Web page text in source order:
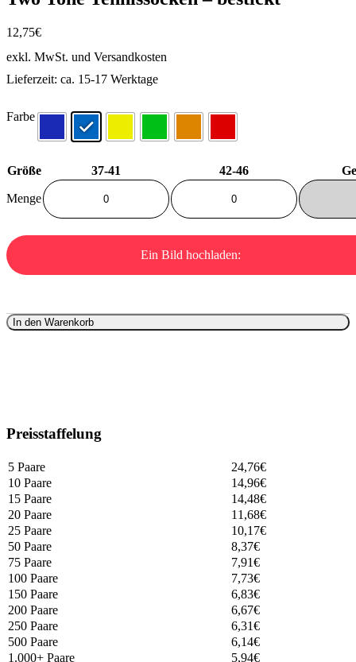
12,75€
exkl. MwSt. und Versandkosten
Lieferzeit: ca. 15-17 Werktage
Farbe
Größe 37-41 42-46
Menge
Ein Bild hochladen:
In den Warenkorb
Preisstaffelung
5 Paare 24,76€
10 Paare
14,96€
15 Paare
14,48€
20 Paare
11,68€
25 Paare
10,17€
50 Paare
8,37€
75 Paare
7,91€
100 Paare
7,73€
150 Paare
6,83€
200 Paare
6,67€
250 Paare
6,31€
500 Paare
6,14€
1.000+ Paare
5,94€